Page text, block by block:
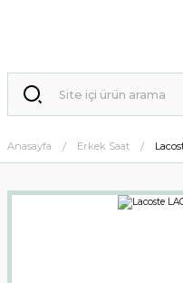
Anasayfa Erkek Saat